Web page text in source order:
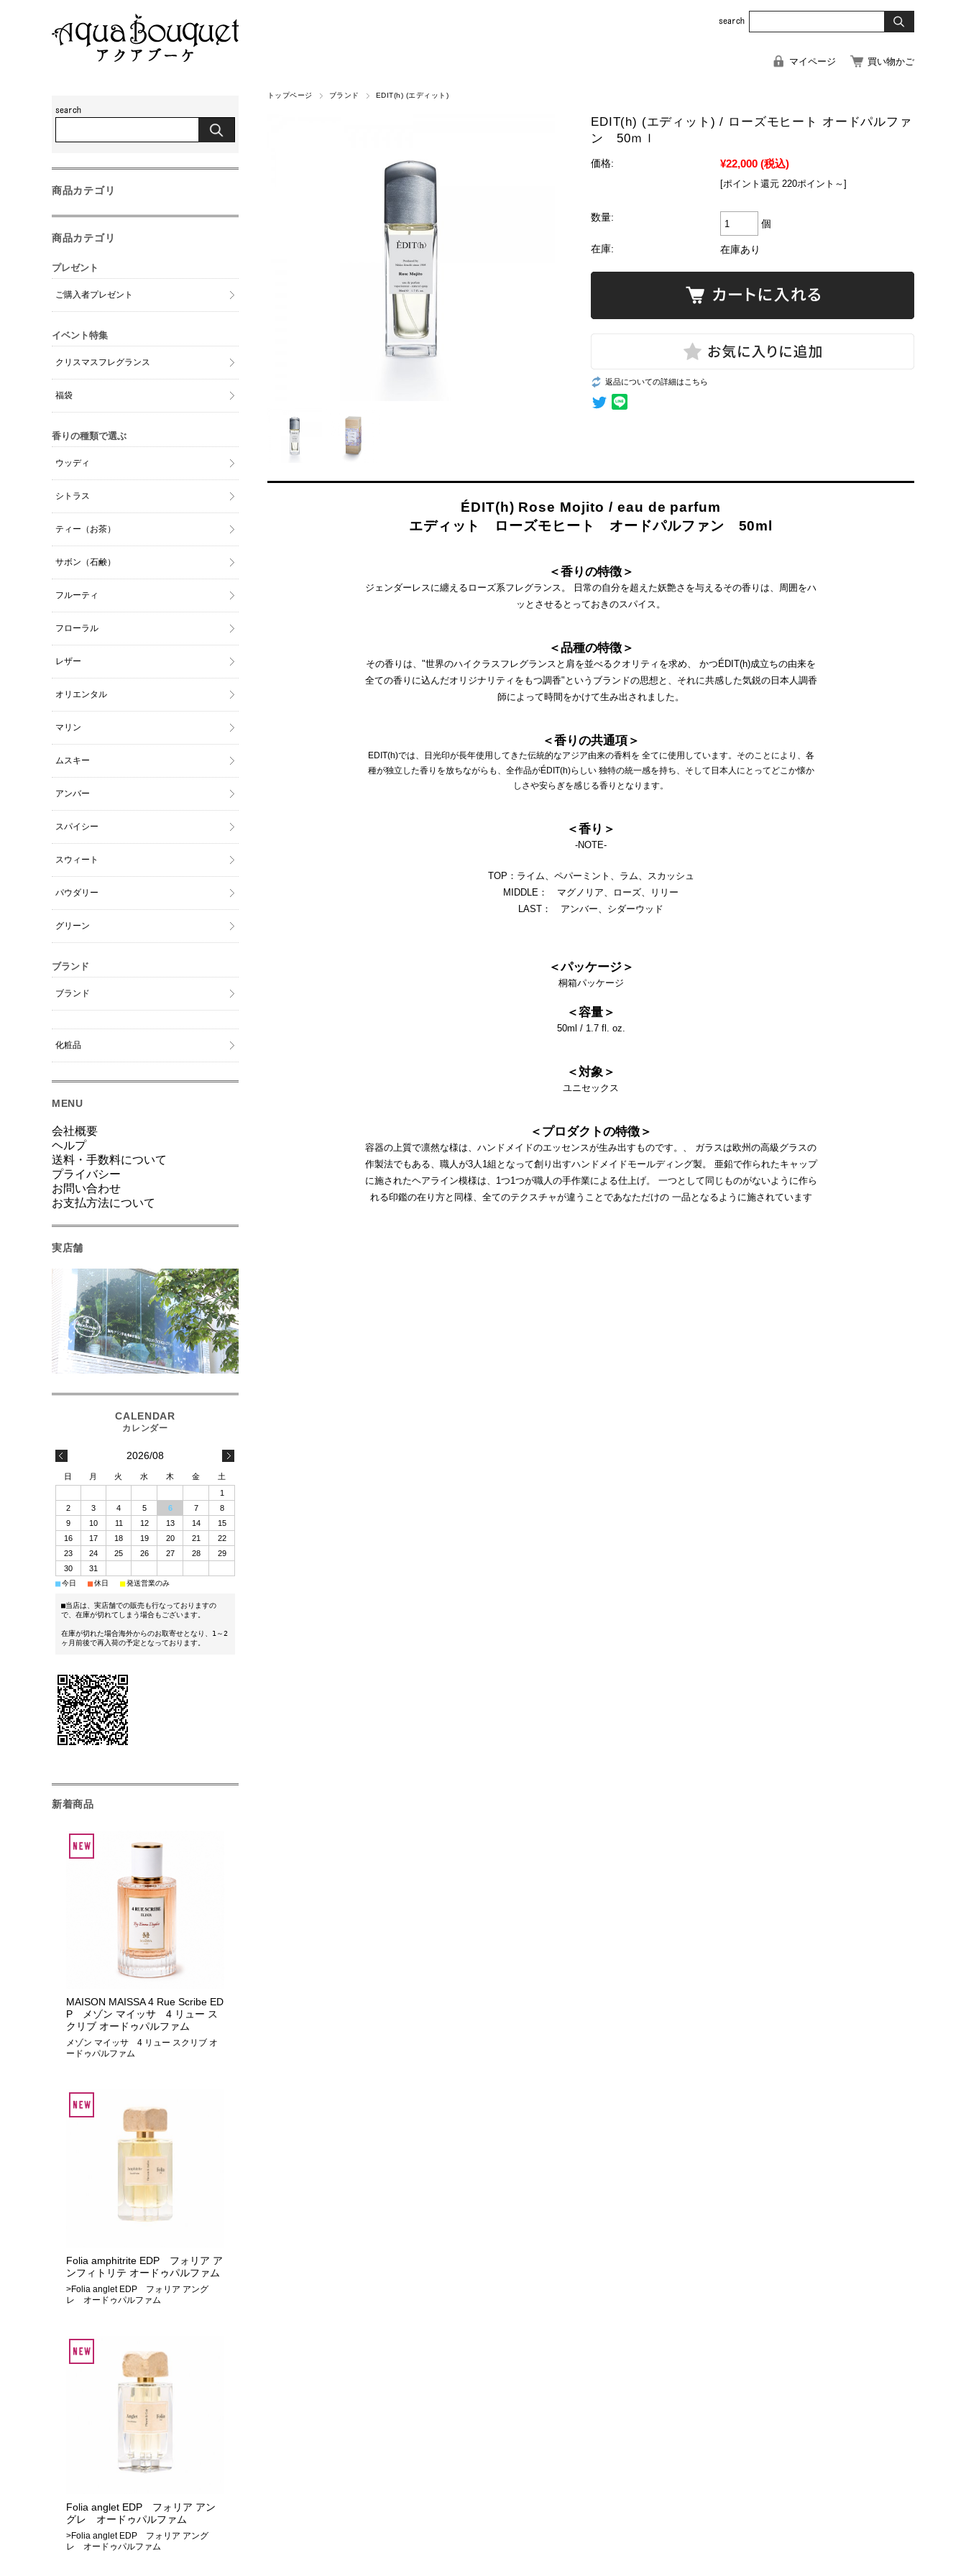
マイページ 買い物かご
トップページ ブランド EDIT(h) (エディット)
EDIT(h) (エディット) / ローズモヒート オードパルファ
ン 50ｍｌ
価格: ¥22,000 (税込)
[ポイント還元 220ポイント～]
数量:
個
在庫: 在庫あり
返品についての詳細はこちら
ÉDIT(h) Rose Mojito / eau de parfum
エディット ローズモヒート オードパルファン 50ml
＜香りの特徴＞
ジェンダーレスに纏えるローズ系フレグランス。 日常の自分を超えた妖艶さを与えるその香りは、周囲をハ
ッとさせるとっておきのスパイス。
＜品種の特徴＞
その香りは、"世界のハイクラスフレグランスと肩を並べるクオリティを求め、 かつÉDIT(h)成立ちの由来を
全ての香りに込んだオリジナリティをもつ調香"というブランドの思想と、それに共感した気鋭の日本人調香
師によって時間をかけて生み出されました。
＜香りの共通項＞
EDIT(h)では、日光印が長年使用してきた伝統的なアジア由来の香料を 全てに使用しています。そのことにより、各
種が独立した香りを放ちながらも、全作品がÉDIT(h)らしい 独特の統一感を持ち、そして日本人にとってどこか懐か
しさや安らぎを感じる香りとなります。
＜香り＞
-NOTE-
TOP：ライム、ペパーミント、ラム、スカッシュ
MIDDLE： マグノリア、ローズ、リリー
LAST： アンバー、シダーウッド
＜パッケージ＞
桐箱パッケージ
＜容量＞
50ml / 1.7 fl. oz.
＜対象＞
ユニセックス
＜プロダクトの特徴＞
容器の上質で凛然な様は、ハンドメイドのエッセンスが生み出すものです。、 ガラスは欧州の高級グラスの
作製法でもある、職人が3人1組となって創り出すハンドメイドモールディング製。 亜鉛で作られたキャップ
に施されたヘアライン模様は、1つ1つが職人の手作業による仕上げ。 一つとして同じものがないように作ら
れる印鑑の在り方と同様、全てのテクスチャが違うことであなただけの 一品となるように施されています
商品カテゴリ
商品カテゴリ
プレゼント
ご購入者プレゼント
イベント特集
クリスマスフレグランス
福袋
香りの種類で選ぶ
ウッディ
シトラス
ティー（お茶）
サボン（石鹸）
フルーティ
フローラル
レザー
オリエンタル
マリン
ムスキー
アンバー
スパイシー
スウィート
パウダリー
グリーン
ブランド
ブランド
化粧品
MENU
会社概要
ヘルプ
送料・手数料について
プライバシー
お問い合わせ
お支払方法について
実店舗
2026/08
日 月 火 水 木 金
土
1
2
3 4 5 6 7
8
9
10 11 12 13 14
15
16
17 18 19 20 21
22
23
24 25 26 27 28
29
30
31
■今日 ■休日 ■発送営業のみ
■当店は、実店舗での販売も行なっておりますの
で、在庫が切れてしまう場合もございます。
在庫が切れた場合海外からのお取寄せとなり、1～2
ヶ月前後で再入荷の予定となっております。
新着商品
MAISON MAISSA 4 Rue Scribe ED
P メゾン マイッサ 4 リュー ス
クリブ オードゥパルファム
メゾン マイッサ 4 リュー スクリブ オ
ードゥパルファム
Folia amphitrite EDP フォリア ア
ンフィトリテ オードゥパルファム
>Folia anglet EDP フォリア アング
レ オードゥパルファム
Folia anglet EDP フォリア アン
グレ オードゥパルファム
>Folia anglet EDP フォリア アング
レ オードゥパルファム